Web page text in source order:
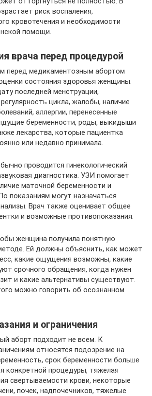
риск воспаления,
кровотечения и необходимости
помощи.
врача перед процедурой
перед медикаментозным абортом
состояния здоровья женщины.
последней менструации,
цикла, жалобы, наличие
аллергии, перенесенные
беременности, роды, выкидыши
лекарства, которые пациентка
или недавно принимала.
проводится гинекологический
диагностика. УЗИ помогает
маточной беременности и
показаниям могут назначаться
Врач также оценивает общее
и возможные противопоказания.
женщина получила понятную
Ей должны объяснить, как может
какие ощущения возможны, какие
срочного обращения, когда нужен
и какие альтернативы существуют.
можно говорить об осознанном
и ограничения
аборт подходит не всем. К
относятся подозрение на
срок беременности больше
конкретной процедуры, тяжелая
свертываемости крови, некоторые
почек, надпочечников, тяжелые